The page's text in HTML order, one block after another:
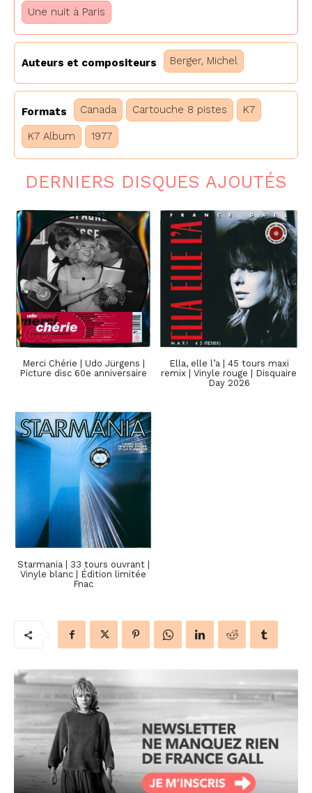
Une nuit à Paris
Auteurs et compositeurs Berger, Michel
Formats Canada Cartouche 8 pistes K7
K7 Album 1977
DERNIERS DISQUES AJOUTÉS
Merci Chérie | Udo Jürgens |
Picture disc 60e anniversaire
Ella, elle l’a | 45 tours maxi
remix | Vinyle rouge | Disquaire
Day 2026
Starmania | 33 tours ouvrant |
Vinyle blanc | Édition limitée
Fnac